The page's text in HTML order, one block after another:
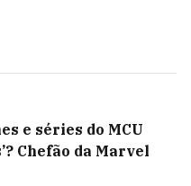
e séries do MCU
Chefão da Marvel